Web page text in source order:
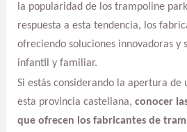
la popularidad de los trampoline
respuesta a esta tendencia, los
ofreciendo soluciones innovadoras y
infantil y familiar.
Si estás considerando la apertura de
esta provincia castellana, conocer
que ofrecen los fabricantes de